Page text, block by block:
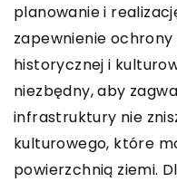
planowanie i
zapewnienie
historycznej i
niezbędny, aby
infrastruktury nie
kulturowego, które
powierzchnią ziemi.